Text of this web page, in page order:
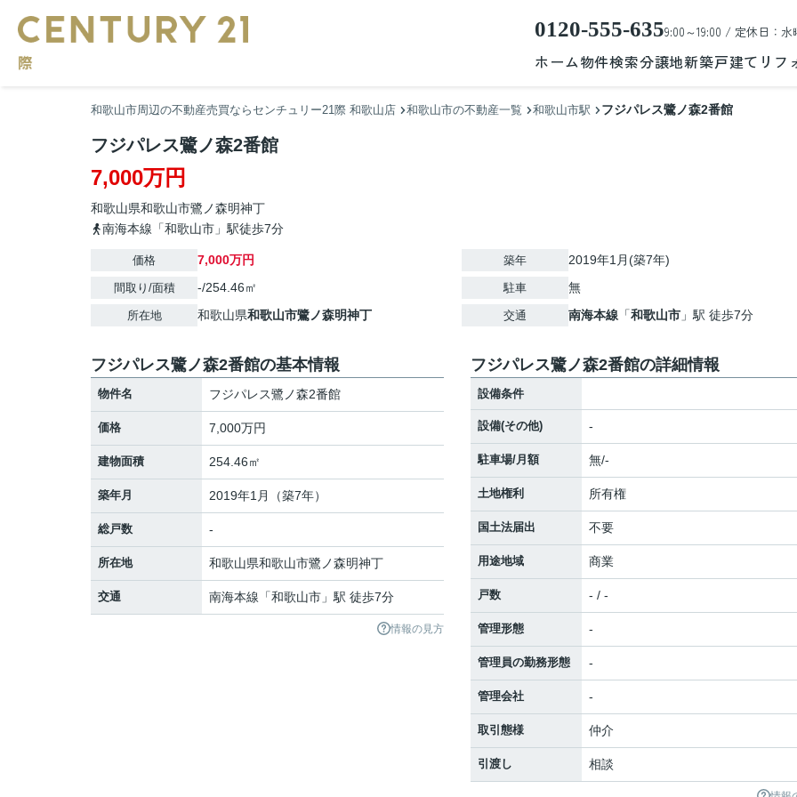
0120-555-6359:00～19:00 / 定休日：水
ホーム物件検索分譲地新築戸建て リフ
和歌山市周辺の不動産売買ならセンチュリー21際 和歌山店 和歌山市の不動産一覧 和歌山市駅 フジパレス鷺ノ森2番館
フジパレス鷺ノ森2番館
7,000万円
和歌山県和歌山市鷺ノ森明神丁
南海本線「和歌山市」駅徒歩7分
価格 7,000万円
間取り/面積 -/254.46㎡
所在地 和歌山県和歌山市鷺ノ森明神丁
築年 2019年1月(築7年)
駐車 無
交通 南海本線 「和歌山市 」駅 徒歩7分
フジパレス鷺ノ森2番館の基本情報
物件名 フジパレス鷺ノ森2番館
価格 7,000万円
建物面積 254.46㎡
築年月 2019年1月（築7年）
総戸数 -
所在地 和歌山県和歌山市鷺ノ森明神丁
交通 南海本線 「和歌山市 」駅 徒歩7分
情報の見方
フジパレス鷺ノ森2番館の詳細情報
設備条件
設備(その他) -
駐車場/月額 無/-
土地権利 所有権
国土法届出 不要
用途地域 商業
戸数 - / -
管理形態 -
管理員の勤務形態 -
管理会社 -
取引態様 仲介
引渡し 相談